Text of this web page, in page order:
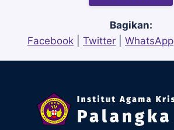
Bagikan:
Facebook
Twitter WhatsApp